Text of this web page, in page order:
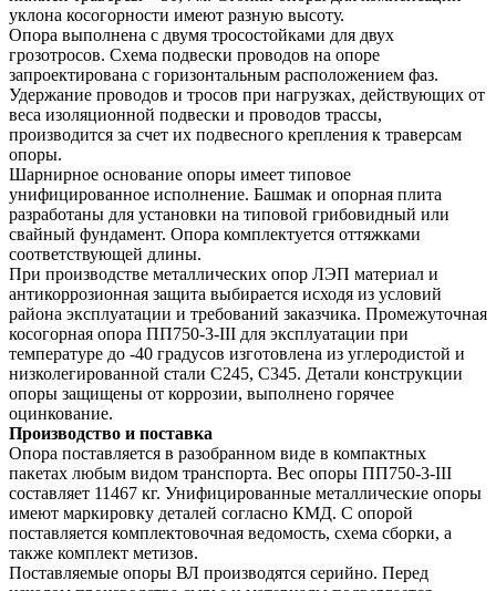
уклона косогорности имеют разную высоту.
Опора выполнена с двумя тросостойками для двух
грозотросов. Схема подвески проводов на опоре
запроектирована с горизонтальным расположением фаз.
Удержание проводов и тросов при нагрузках, действующих от
веса изоляционной подвески и проводов трассы,
производится за счет их подвесного крепления к траверсам
опоры.
Шарнирное основание опоры имеет типовое
унифицированное исполнение. Башмак и опорная плита
разработаны для установки на типовой грибовидный или
свайный фундамент. Опора комплектуется оттяжками
соответствующей длины.
При производстве металлических опор ЛЭП материал и
антикоррозионная защита выбирается исходя из условий
района эксплуатации и требований заказчика. Промежуточная
косогорная опора ПП750-3-III для эксплуатации при
температуре до -40 градусов изготовлена из углеродистой и
низколегированной стали С245, С345. Детали конструкции
опоры защищены от коррозии, выполнено горячее
оцинкование.
Производство и поставка
Опора поставляется в разобранном виде в компактных
пакетах любым видом транспорта. Вес опоры ПП750-3-III
составляет 11467 кг. Унифицированные металлические опоры
имеют маркировку деталей согласно КМД. С опорой
поставляется комплектовочная ведомость, схема сборки, а
также комплект метизов.
Поставляемые опоры ВЛ производятся серийно. Перед